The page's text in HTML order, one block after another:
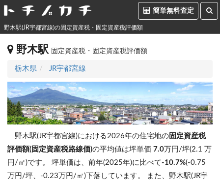
簡単無料査定
野木駅(JR宇都宮線)の固定資産税・固定資産税評価額
野木駅 固定資産税・固定資産税評価額
栃木県 JR宇都宮線
野木駅(JR宇都宮線)における2026年の住宅地の 固定資産税
評価額(固定資産税路線価)の平均値は坪単価 7.0万円/坪(2.1 万
円/㎡)です。 坪単価は、前年(2025年)に比べて-10.7%(-0.75
万円/坪、-0.23万円/㎡)下落しています。
また、野木駅(JR宇